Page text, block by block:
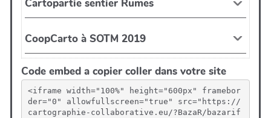
Code embed a copier coller dans votre site
<iframe width="100%" height="600px" framebor
der="0" allowfullscreen="true" src="https://
cartographie-collaborative.eu/?BazaR/bazarif